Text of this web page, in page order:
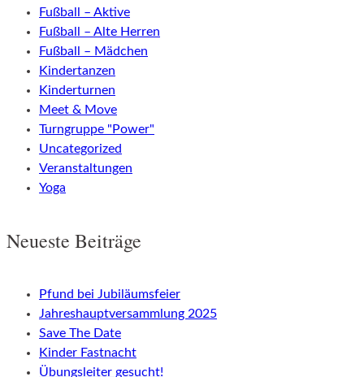
Fußball – Aktive
Fußball – Alte Herren
Fußball – Mädchen
Kindertanzen
Kinderturnen
Meet & Move
Turngruppe "Power"
Uncategorized
Veranstaltungen
Yoga
Neueste Beiträge
Pfund bei Jubiläumsfeier
Jahreshauptversammlung 2025
Save The Date
Kinder Fastnacht
Übungsleiter gesucht!